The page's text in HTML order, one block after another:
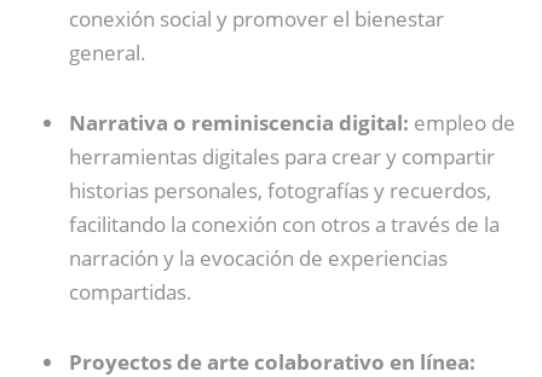
conexión social y promover el bienestar
general.
Narrativa o reminiscencia digital: empleo de
herramientas digitales para crear y compartir
historias personales, fotografías y recuerdos,
facilitando la conexión con otros a través de la
narración y la evocación de experiencias
compartidas.
Proyectos de arte colaborativo en línea: